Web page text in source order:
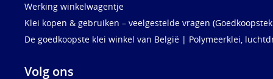
Werking winkelwagentje
Klei kopen & gebruiken – veelgestelde vragen
De goedkoopste klei winkel van België | Polymeerklei,
Volg ons